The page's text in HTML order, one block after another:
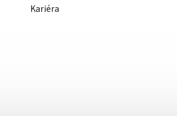
Kariéra